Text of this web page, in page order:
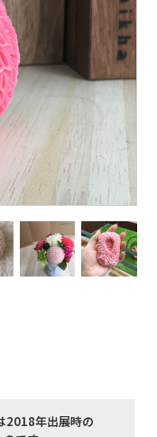
2018年出展時の